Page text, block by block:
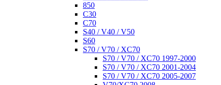
850
C30
C70
S40 / V40 / V50
S60
S70 / V70 / XC70
S70 / V70 / XC70 1997-2000
S70 / V70 / XC70 2001-2004
S70 / V70 / XC70 2005-2007